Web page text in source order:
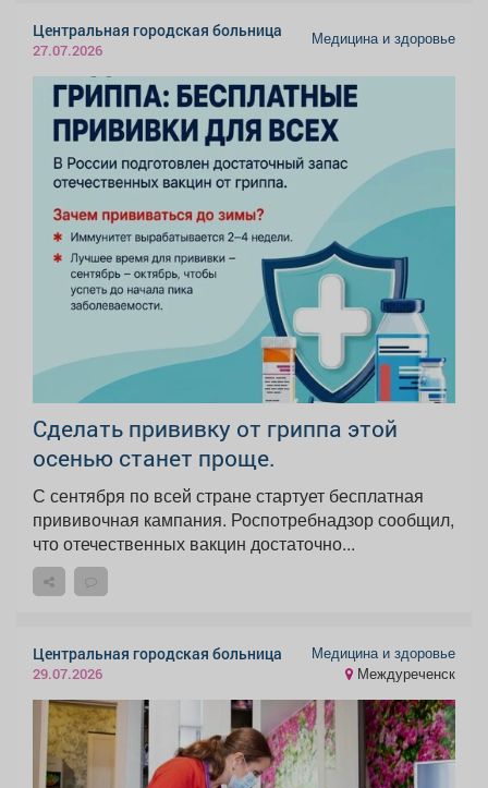
Центральная городская больница
27.07.2026
Медицина и здоровье
Сделать прививку от гриппа этой
осенью станет проще.
С сентября по всей стране стартует бесплатная
прививочная кампания. Роспотребнадзор сообщил,
что отечественных вакцин достаточно...
Центральная городская больница
29.07.2026
Медицина и здоровье
Междуреченск